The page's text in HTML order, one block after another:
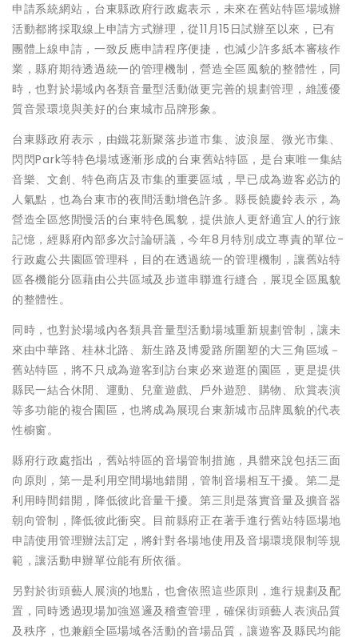
申請系統網站，台東縣政府行政處表示，未來在舊站特區場域辦
活動都將採取線上申請方式辦理，從11月15日試辦至以來，已有
團體上線申請，一致反應申請程序便捷，也減少許多紙本審核作
業，縣府期待透過統一的管理機制，營造全區風貌的整體性，同
時，也對於場域內各類音量型活動做更完善的規劃管理，維護優
質音景環境與美好的台東城市品牌形象。
台東縣政府表示，由鐵花新聚落步道市集、波浪屋、微光市集、
閃閃Park等特色場域逐漸形成的台東舊站特區，是台東唯一集結
音樂、文創、特色商店及市集的重要區域，早已成為遊客必訪的
人氣點，也為台東市的夜間活動增色許多。縣長饒慶鈴表示，為
營造全區悠閒慢活的台東特色風貌，提供旅人更舒適宜人的行旅
記憶，經縣府內部多次討論研議，今年8月特別成立專責的單位-
行政處公共園區管理科，目的在透過統一的管理機制，讓舊站特
區各機能分區藉由公共區域及步道串聯進行縫合，展現全區風貌
的整體性。
同時，也對於場域內各類具音量型活動場域重新規劃管制，讓未
來由中華路、桂林北路、新生路及博愛路所圍塑的大三角區域－
舊站特區，將不只成為遊客到訪台東必來遊逛的園區，更是提供
縣民一結合休閒、運動、兒童遊戲、戶外遊憩、購物、欣賞表演
等多功能的複合園區，也將成為展現台東新城市品牌風貌的代表
性櫥窗。
縣府行政處指出，舊站特區的音場管制措施，具體來說包括三面
向原則，第一是利用空間場地錯開，管制音場相互干擾。第二是
利用時間錯開，降低彼此音量干擾。第三則是落實音量及擴音器
朝向管制，降低彼此衝突。目前縣府正在著手進行舊站特區場地
申請使用管理辦法訂定，將針對各場地使用及音場環境限制等規
範，讓活動申辦單位能有所依循。
另對於街頭藝人展演的地點，也會依照這些原則，進行規劃及配
置，同時透過現場加強巡邏及稽查管理，確保街頭藝人表演品質
及秩序，也兼顧全區場域各活動的音場品質，讓遊客及縣民均能